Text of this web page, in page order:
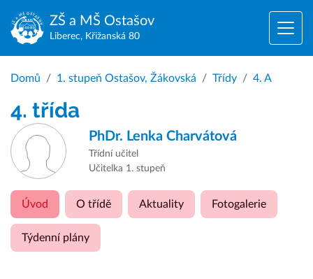
ZŠ a MŠ Ostašov
Liberec, Křižanská 80
Domů 1. stupeň Ostašov, Žákovská Třídy 4. A
4. třída
PhDr. Lenka Charvátová
Třídní učitel
Učitelka 1. stupeň
Úvod O třídě Aktuality Fotogalerie
Týdenní plány